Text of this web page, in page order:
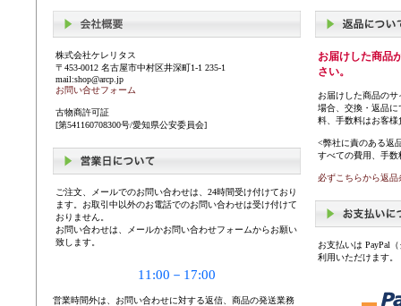
株式会社ケレリタス
〒453-0012 名古屋市中村区井深町1-1 235-1
mail:shop@arcp.jp
お問い合せフォーム
古物商許可証
[第541160708300号/愛知県公安委員会]
ご注文、メールでのお問い合わせは、24時間受け付けており
ます。お取引中以外のお電話でのお問い合わせは受け付けて
おりません。
お問い合わせは、メールかお問い合わせフォームからお願い
致します。
11:00－17:00
営業時間外は、お問い合わせに対する返信、商品の発送業務
お届けした商品
さい。
お届けした商品の
場合、交換・返品
料、手数料はお客
<弊社に責のある返
すべての費用、手
必ずこちらから返
お支払いは PayPal
利用いただけます。